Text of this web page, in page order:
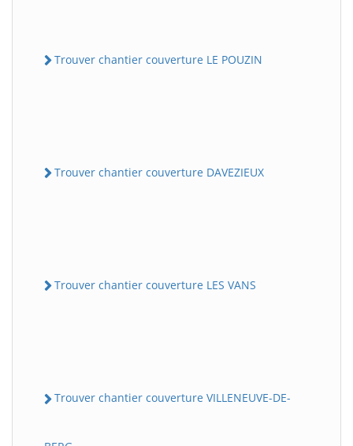
Trouver chantier couverture LE POUZIN
Trouver chantier couverture DAVEZIEUX
Trouver chantier couverture LES VANS
Trouver chantier couverture VILLENEUVE-DE-